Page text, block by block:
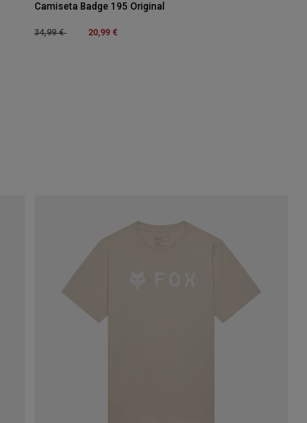
Camiseta Badge 195 Original
Price reduced from
34,99 €to 20,99 €